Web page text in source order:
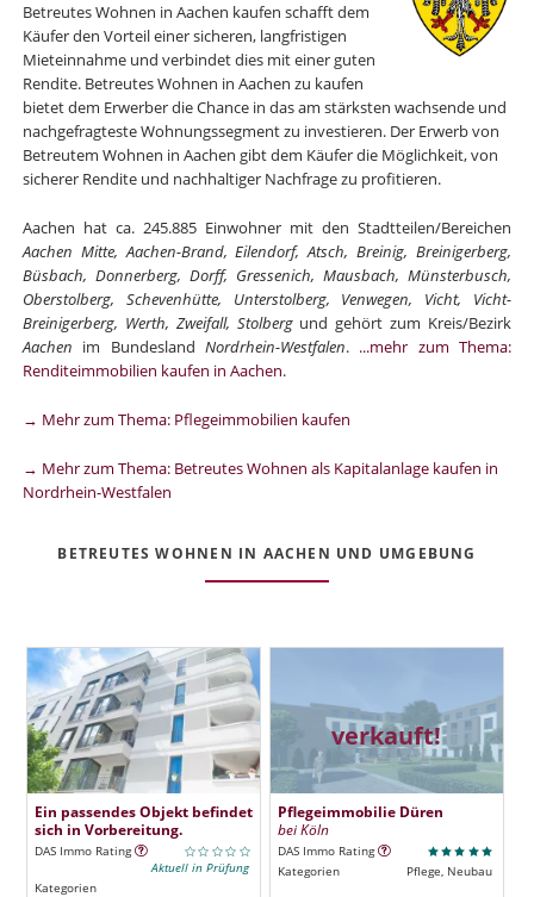
Betreutes Wohnen in Aachen kaufen schafft dem
Käufer den Vorteil einer sicheren, langfristigen
Mieteinnahme und verbindet dies mit einer guten
Rendite. Betreutes Wohnen in Aachen zu kaufen
bietet dem Erwerber die Chance in das am stärksten wachsende und
nachgefragteste Wohnungssegment zu investieren. Der Erwerb von
Betreutem Wohnen in Aachen gibt dem Käufer die Möglichkeit, von
sicherer Rendite und nachhaltiger Nachfrage zu profitieren.
Aachen hat ca. 245.885 Einwohner mit den Stadtteilen/Bereichen
Aachen Mitte, Aachen-Brand, Eilendorf, Atsch, Breinig, Breinigerberg,
Büsbach, Donnerberg, Dorff, Gressenich, Mausbach, Münsterbusch,
Oberstolberg, Schevenhütte, Unterstolberg, Venwegen, Vicht, Vicht-
Breinigerberg, Werth, Zweifall, Stolbergund gehört zum Kreis/Bezirk
Aachen im Bundesland Nordrhein-Westfalen. ...mehr zum Thema:
Renditeimmobilien kaufen in Aachen.
→ Mehr zum Thema: Pflegeimmobilien kaufen
→ Mehr zum Thema: Betreutes Wohnen als Kapitalanlage kaufen in
Nordrhein-Westfalen
BETREUTES WOHNEN IN AACHEN UND UMGEBUNG
Ein passendes Objekt befindet
sich in Vorbereitung.
DAS Immo Rating
Aktuell in Prüfung
Kategorien
verkauft!
Pflegeimmobilie Düren
bei Köln
DAS Immo Rating
Kategorien
Pflege, Neubau